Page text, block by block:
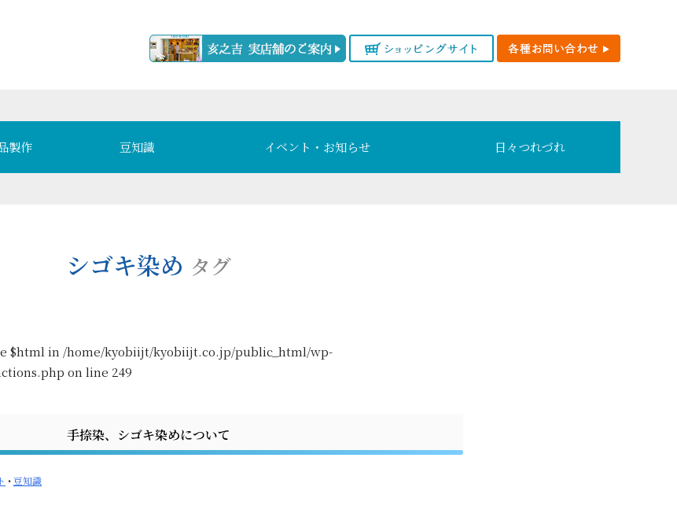
製作 豆知識 イベント・お知らせ 日々つれづれ
シゴキ染め タグ
$html in /home/kyobiijt/kyobiijt.co.jp/public_html/wp-
on line 249
手捺染、シゴキ染めについて
•豆知識